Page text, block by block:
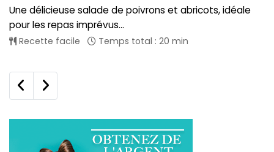
Une délicieuse salade de poivrons et abricots, idéale
pour les repas imprévus...
Recette facile Temps total : 20 min